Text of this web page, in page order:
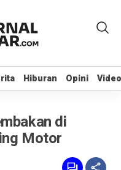
Hiburan Opini Video
Hiburan Opini Video
di
Motor